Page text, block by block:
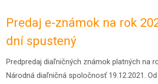
Predaj e-známok na rok
dní spustený
Predpredaj diaľničných známok platných na
Národná diaľničná spoločnosť 19.12.2021.